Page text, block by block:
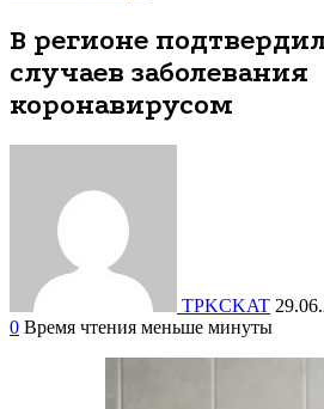
В регионе
случаев заболевания
коронавирусом
TPKCKAT
0 Время чтения меньше минуты